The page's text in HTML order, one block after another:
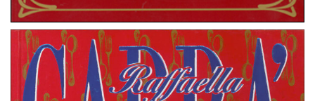
Gli Ospiti di Raffaella